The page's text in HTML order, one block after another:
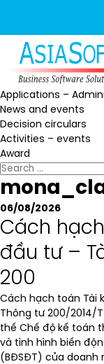
Applications –
News and events
Decision circulars
Activities – events
Award
06/08/2026
Cách
đầu tư –
200
Cách hạch toán Tài
Thông tư 200/2014/
thế Chế độ kế toán
và tình hình biến
(BĐSĐT) của doanh